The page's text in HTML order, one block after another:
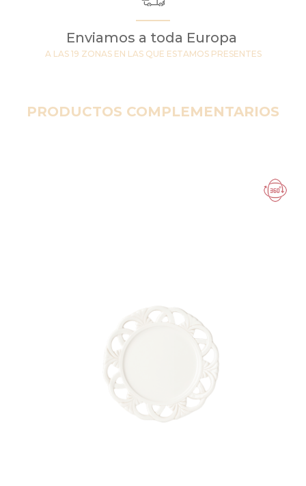
Enviamos a toda Europa
A LAS 19 ZONAS EN LAS QUE ESTAMOS PRESENTES
PRODUCTOS COMPLEMENTARIOS